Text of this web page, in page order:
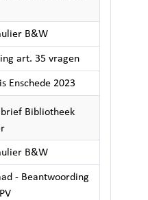
B&W
art. 35 vragen
Enschede 2023
Bibliotheek
B&W
- Beantwoording